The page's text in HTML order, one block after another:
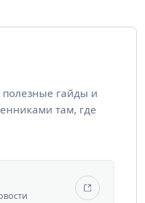
полезные гайды и
там, где